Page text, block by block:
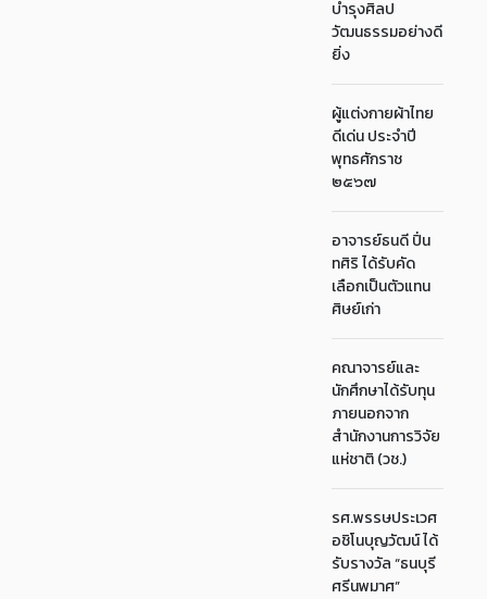
บำรุงศิลป
วัฒนธรรมอย่างดี
ยิ่ง
ผู้แต่งกายผ้าไทย
ดีเด่น ประจำปี
พุทธศักราช
๒๕๖๗
อาจารย์ธนดี ปิ่น
ทศิริ ได้รับคัด
เลือกเป็นตัวแทน
ศิษย์เก่า
คณาจารย์และ
นักศึกษาได้รับทุน
ภายนอกจาก
สำนักงานการวิจัย
แห่ชาติ (วช.)
รศ.พรรษประเวศ
อชิโนบุญวัฒน์ ได้
รับรางวัล “ธนบุรี
ศรีนพมาศ”